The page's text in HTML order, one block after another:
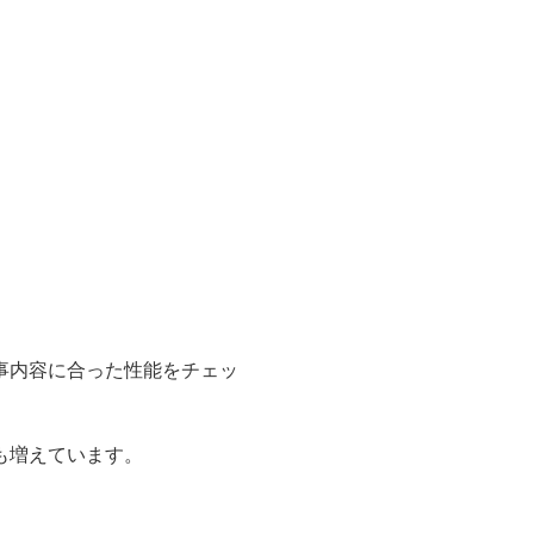
容に合った性能をチェッ
えています。